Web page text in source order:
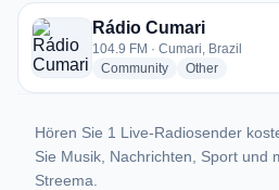
1 Radiosender aus Cumari
Rádio Cumari
104.9 FM · Cumari, Brazil
Communityradio stations
Otherradio
Hören Sie 1 Live-Radiosender
Sie Musik, Nachrichten, Sport und
Streema.